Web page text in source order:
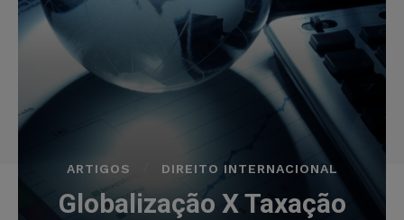
ARTIGOS DIREITO INTERNACIONAL
Globalização X Taxação